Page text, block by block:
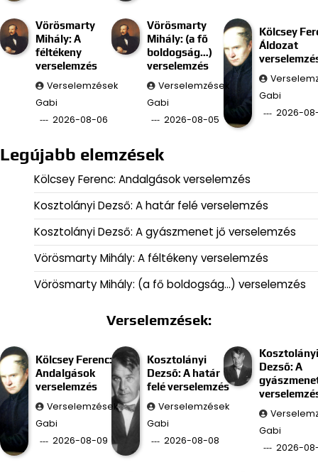
Vörösmarty
Mihály: A
féltékeny
verselemzés
Verselemzések
Gabi
2026-08-06
Vörösmarty
Mihály: (a fő
boldogság…)
verselemzés
Verselemzések
Gabi
2026-08-05
Kölcsey
Áldozat
Gabi
2026-
Legújabb elemzések
Kölcsey Ferenc: Andalgások verselemzés
Kosztolányi Dezső: A határ felé verselemzés
Kosztolányi Dezső: A gyászmenet jő verselemzés
Vörösmarty Mihály: A féltékeny verselemzés
Vörösmarty Mihály: (a fő boldogság…) verselemzés
Verselemzések:
Kölcsey Ferenc:
Andalgások
verselemzés
Verselemzések
Gabi
2026-08-09
Kosztolányi
Dezső: A határ
felé verselemzés
Verselemzések
Gabi
2026-08-08
Kosztolányi
Dezső: A
Gabi
2026-